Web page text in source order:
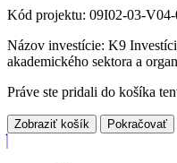
Kód projektu: 09I02-03-
Názov investície: K9
akademického sektora a
Práve ste pridali do košíka
Zobraziť košík Pokračovať